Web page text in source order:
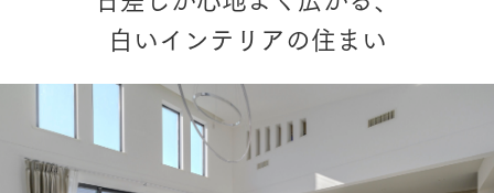
白いインテリアの住まい